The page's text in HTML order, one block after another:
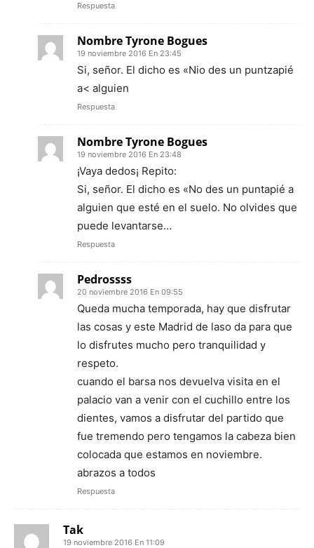
Respuesta
Nombre Tyrone Bogues
19 noviembre 2016 En 23:45
Si, señor. El dicho es «Nio des un puntzapié
a< alguien
Respuesta
Nombre Tyrone Bogues
19 noviembre 2016 En 23:48
¡Vaya dedos¡ Repito:
Si, señor. El dicho es «No des un puntapié a
alguien que esté en el suelo. No olvides que
puede levantarse…
Respuesta
Pedrossss
20 noviembre 2016 En 09:55
Queda mucha temporada, hay que disfrutar
las cosas y este Madrid de laso da para que
lo disfrutes mucho pero tranquilidad y
respeto.
cuando el barsa nos devuelva visita en el
palacio van a venir con el cuchillo entre los
dientes, vamos a disfrutar del partido que
fue tremendo pero tengamos la cabeza bien
colocada que estamos en noviembre.
abrazos a todos
Respuesta
Tak
19 noviembre 2016 En 11:09